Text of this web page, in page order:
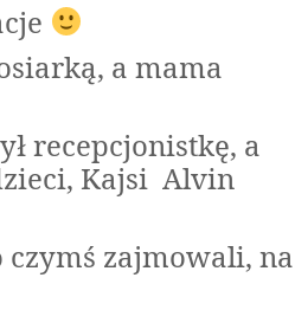
a mama
recepcjonistkę, a
Kajsi Alvin
czymś zajmowali, na